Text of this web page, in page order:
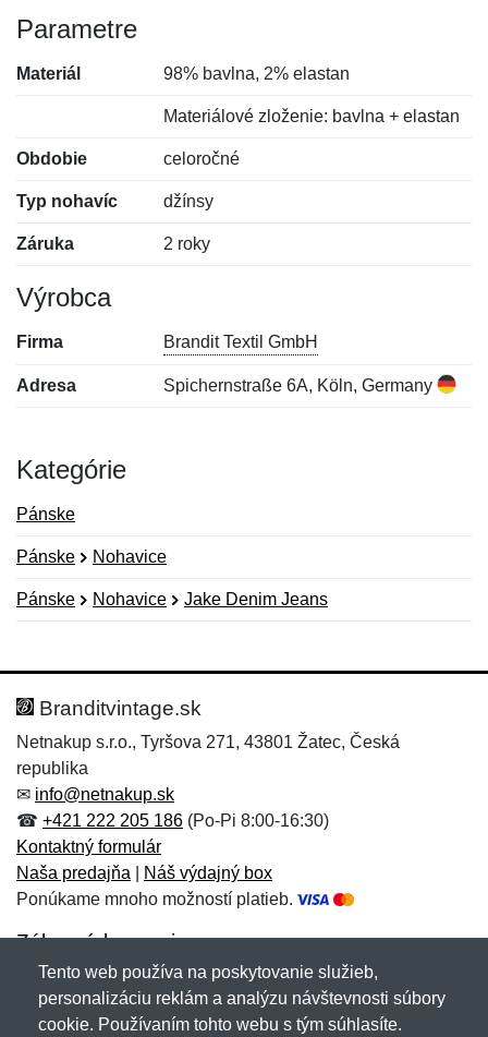
Parametre
Materiál 98% bavlna, 2% elastan
Materiálové zloženie: bavlna + elastan
Obdobie celoročné
Typ nohavíc džínsy
Záruka 2 roky
Výrobca
Firma Brandit Textil GmbH
Adresa Spichernstraße 6A, Köln, Germany
Kategórie
Pánske
Pánske Nohavice
Pánske Nohavice Jake Denim Jeans
Hodnotenie:
Meno:*
E-mail:
Správa*
Meno:
E-mail:*
Správa*
Branditvintage.sk
Netnakup s.r.o., Tyršova 271, 43801 Žatec, Česká
republika
✉ info@netnakup.sk
☎ +421 222 205 186 (Po-Pi 8:00-16:30)
Kontaktný formulár
Naša predajňa
Náš výdajný box
Ponúkame mnoho možností platieb.
Zákaznícky servis
Novinky emailom
Tento web používa na poskytovanie služieb,
personalizáciu reklám a analýzu návštevnosti súbory
cookie. Používaním tohto webu s tým súhlasíte.